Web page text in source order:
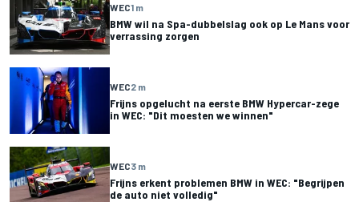
WEC1 m
BMW wil na Spa-dubbelslag ook op Le Mans voor
verrassing zorgen
WEC2 m
Frijns opgelucht na eerste BMW Hypercar-zege
in WEC: "Dit moesten we winnen"
WEC3 m
Frijns erkent problemen BMW in WEC: "Begrijpen
de auto niet volledig"